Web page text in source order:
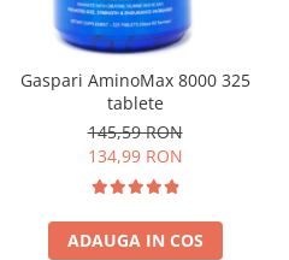
Vitamine bărbați / femei
Îngrijire personală
Insulated
JNX Sports
Kaged
Kevin Levrone
Muscle Meds
Muscle Pharm
Muscletech
Gaspari AminoMax 8000 325
tablete
145,59 RON
134,99 RON
ADAUGA IN COS